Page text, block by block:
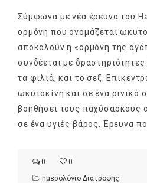
Σύμφωνα με νέα έρευνα του
ορμόνη που ονομάζεται
αποκαλούν η «ορμόνη της
συνδέεται με
τα φιλιά, και το σεξ.
ωκυτοκίνη και σε ένα ρινικό
βοηθήσει τους παχύσαρκους
σε ένα υγιές βάρος. Έρευνα
0
0
ημερολόγιο Διατροφής